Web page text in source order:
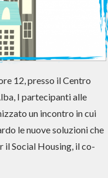
12, presso il Centro
I partecipanti alle
un incontro in cui
le nuove soluzioni che
il Social Housing, il co-